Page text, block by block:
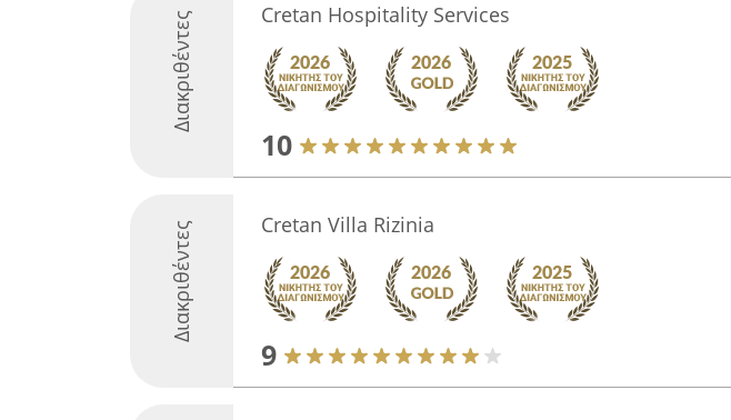
Διακριθέντες Cretan Hospitality Services
10
Διακριθέντες Cretan Villa Rizinia
9